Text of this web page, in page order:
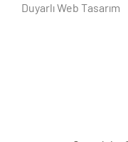
Duyarlı Web Tasarım